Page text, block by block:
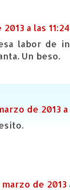
a las 11:24
labor de
Un beso.
de 2013 a
de 2013